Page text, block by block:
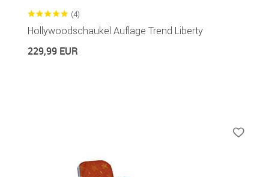
(4)
Hollywoodschaukel Auflage Trend Liberty
229,99 EUR